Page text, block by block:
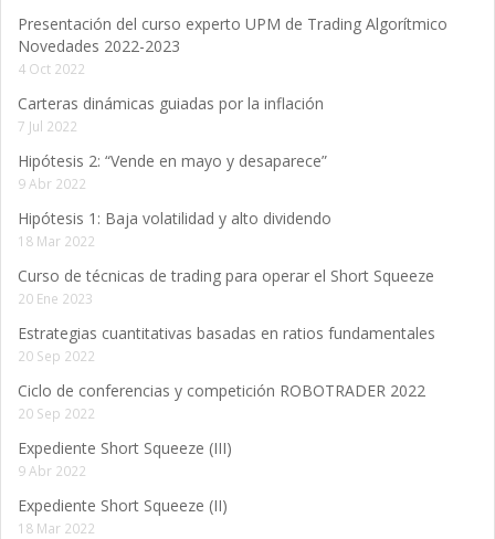
Presentación del curso experto UPM de Trading Algorítmico
Novedades 2022-2023
4 Oct 2022
Carteras dinámicas guiadas por la inflación
7 Jul 2022
Hipótesis 2: “Vende en mayo y desaparece”
9 Abr 2022
Hipótesis 1: Baja volatilidad y alto dividendo
18 Mar 2022
Curso de técnicas de trading para operar el Short Squeeze
20 Ene 2023
Estrategias cuantitativas basadas en ratios fundamentales
20 Sep 2022
Ciclo de conferencias y competición ROBOTRADER 2022
20 Sep 2022
Expediente Short Squeeze (III)
9 Abr 2022
Expediente Short Squeeze (II)
18 Mar 2022